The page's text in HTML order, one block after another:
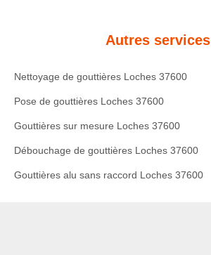
Autres services
Nettoyage de gouttières Loches 37600
Pose de gouttières Loches 37600
Gouttières sur mesure Loches 37600
Débouchage de gouttières Loches 37600
Gouttières alu sans raccord Loches 37600